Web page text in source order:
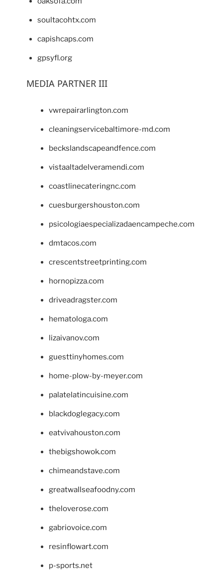
soultacohtx.com
capishcaps.com
gpsyfl.org
MEDIA PARTNER III
vwrepairarlington.com
cleaningservicebaltimore-md.com
beckslandscapeandfence.com
vistaaltadelveramendi.com
coastlinecateringnc.com
cuesburgershouston.com
psicologiaespecializadaencampeche.com
dmtacos.com
crescentstreetprinting.com
hornopizza.com
driveadragster.com
hematologa.com
lizaivanov.com
guesttinyhomes.com
home-plow-by-meyer.com
palatelatincuisine.com
blackdoglegacy.com
eatvivahouston.com
thebigshowok.com
chimeandstave.com
greatwallseafoodny.com
theloverose.com
gabriovoice.com
resinflowart.com
p-sports.net